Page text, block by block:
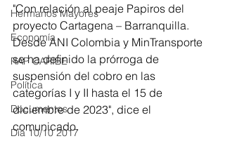
Hermanos Mayores
Economía
RAP CARIBE
Política
Documentos
Día 10/10 2017
"Con relación al peaje Papiros del
proyecto Cartagena – Barranquilla.
Desde ANI Colombia y MinTransporte
se ha definido la prórroga de
suspensión del cobro en las
categorías I y II hasta el 15 de
diciembre de 2023", dice el
comunicado.